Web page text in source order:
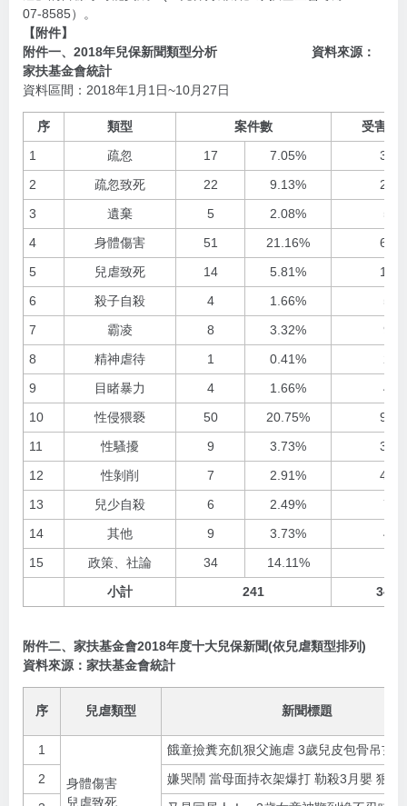
07-8585）。
【附件】
附件一、2018年兒保新聞類型分析 資料來源：
家扶基金會統計
資料區間：2018年1月1日~10月27日
序 類型 案件數
受害人
1
疏忽 17 7.05%
31
2
疏忽致死 22 9.13%
26
3
遺棄 5 2.08%
5
4
身體傷害 51 21.16%
64
5
兒虐致死 14 5.81%
16
6
殺子自殺 4 1.66%
5
7
霸凌 8 3.32%
9
8
精神虐待 1 0.41%
9
目睹暴力 4 1.66%
4
10
性侵猥褻 50 20.75%
96
11
性騷擾 9 3.73%
36
12
性剝削 7 2.91%
42
13
兒少自殺 6 2.49%
7
14
其他 9 3.73%
4
15
政策、社論 34 14.11%
小計
241 348
附件二、家扶基金會2018年度十大兒保新聞(依兒虐類型排列)
資料來源：家扶基金會統計
序 兒虐類型 新聞標題
1
身體傷害
兒虐致死
餓童撿糞充飢狠父施虐 3歲兒皮包骨吊玄關
2
嫌哭鬧 當母面持衣架爆打 勒殺3月嬰 狠父